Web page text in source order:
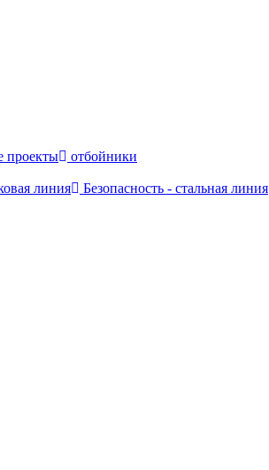
проекты
отбойники
линия Безопасность - стальная линия